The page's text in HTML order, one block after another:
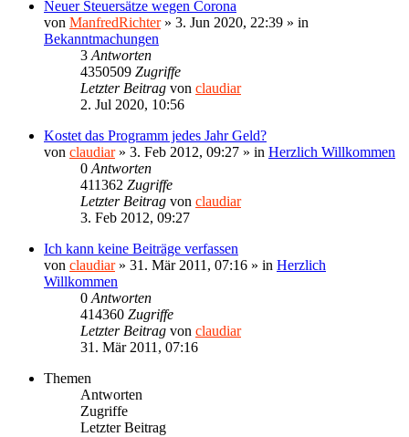
Neuer Steuersätze wegen Corona
von ManfredRichter» 3. Jun 2020, 22:39 » in
Bekanntmachungen
3 Antworten
4350509 Zugriffe
Letzter Beitrag von claudiar
2. Jul 2020, 10:56
Kostet das Programm jedes Jahr Geld?
von claudiar» 3. Feb 2012, 09:27 » in Herzlich Willkommen
0 Antworten
411362 Zugriffe
Letzter Beitrag von claudiar
3. Feb 2012, 09:27
Ich kann keine Beiträge verfassen
von claudiar» 31. Mär 2011, 07:16 » in Herzlich
Willkommen
0 Antworten
414360 Zugriffe
Letzter Beitrag von claudiar
31. Mär 2011, 07:16
Themen
Antworten
Zugriffe
Letzter Beitrag